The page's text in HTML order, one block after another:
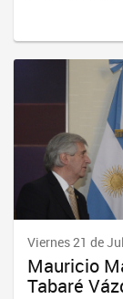
Viernes 21 de
Mauricio
Tabaré